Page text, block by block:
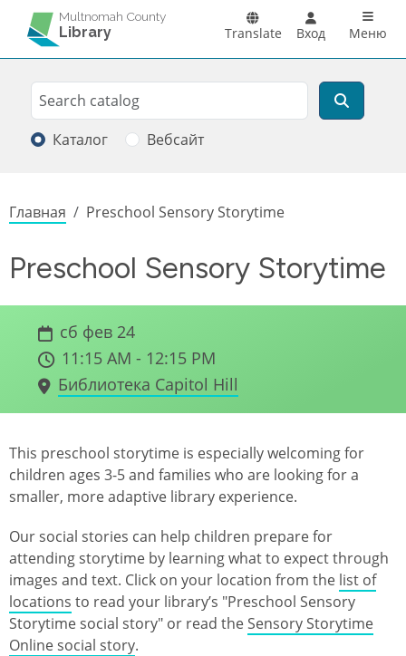
Перейти к основному содержанию
Multnomah County
Library Translate Вход Main
Меню
Search
Поиск
Каталог Вебсайт
Строка навигации
Главная Preschool Sensory Storytime
Preschool Sensory Storytime
сб фев 24
11:15 AM - 12:15 PM
Библиотека Capitol Hill
This preschool storytime is especially welcoming for
children ages 3-5 and families who are looking for a
smaller, more adaptive library experience.
Our social stories can help children prepare for
attending storytime by learning what to expect through
images and text. Click on your location from the list of
locations to read your library’s "Preschool Sensory
Storytime social story" or read theSensory Storytime
Online social story.